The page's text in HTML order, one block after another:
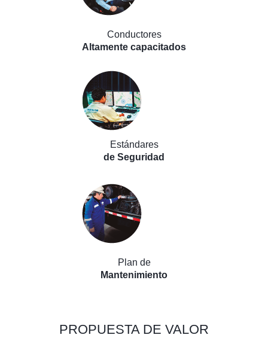
Conductores
Altamente capacitados
Estándares
de Seguridad
Plan de
Mantenimiento
PROPUESTA DE VALOR